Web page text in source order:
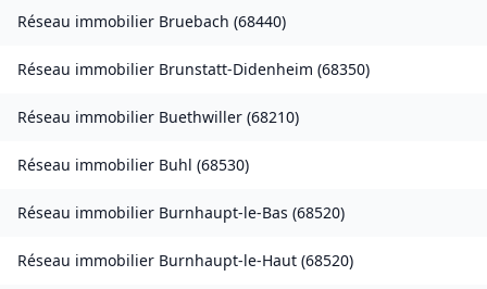
Réseau immobilier Bruebach (68440)
Réseau immobilier Brunstatt-Didenheim (68350)
Réseau immobilier Buethwiller (68210)
Réseau immobilier Buhl (68530)
Réseau immobilier Burnhaupt-le-Bas (68520)
Réseau immobilier Burnhaupt-le-Haut (68520)